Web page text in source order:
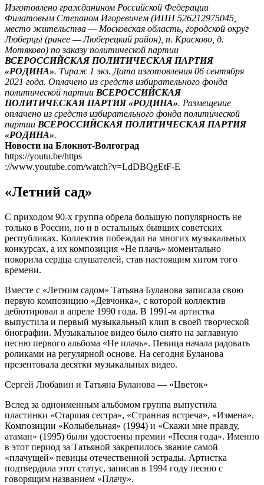
Изготовлено гражданином Российской Федерации
Филатовым Степаном Игоревичем (ИНН 526212975045,
место жительства — Московская область, городской округ
Люберцы (ранее — Люберецкий район), п. Красково, д.
Мотяково) по заказу политической партии
ВСЕРОССИЙСКАЯ ПОЛИТИЧЕСКАЯ ПАРТИЯ
«РОДИНА». Тираж 1 экз. Дата изготовления 06 сентября
2021 года. Оплачено из средств избирательного фонда
политической партии ВСЕРОССИЙСКАЯ
ПОЛИТИЧЕСКАЯ ПАРТИЯ «РОДИНА». Размещение
оплачено из средств избирательного фонда политической
партии ВСЕРОССИЙСКАЯ ПОЛИТИЧЕСКАЯ ПАРТИЯ
«РОДИНА».
Новости на Блoкнoт-Волгоград
https://youtu.be/https
://www.youtube.com/watch?v=LdDBQgEtF-E
«Летний сад»
С приходом 90-х группа обрела большую популярность не
только в России, но и в остальных бывших советских
республиках. Коллектив побеждал на многих музыкальных
конкурсах, а их композиция «Не плачь» моментально
покорила сердца слушателей, став настоящим хитом того
времени.
Вместе с «Летним садом» Татьяна Буланова записала свою
первую композицию «Девчонка», с которой коллектив
дебютировал в апреле 1990 года. В 1991-м артистка
выпустила и первый музыкальный клип в своей творческой
биографии. Музыкальное видео было снято на заглавную
песню первого альбома «Не плачь». Певица начала радовать
роликами на регулярной основе. На сегодня Буланова
презентовала десятки музыкальных видео.
Сергей Любавин и Татьяна Буланова — «Цветок»
Вслед за одноименным альбомом группа выпустила
пластинки «Старшая сестра», «Странная встреча», «Измена».
Композиции «Колыбельная» (1994) и «Скажи мне правду,
атаман» (1995) были удостоены премии «Песня года». Именно
в этот период за Татьяной закрепилось звание самой
«плачущей» певицы отечественной эстрады. Артистка
подтвердила этот статус, записав в 1994 году песню с
говорящим названием «Плачу».